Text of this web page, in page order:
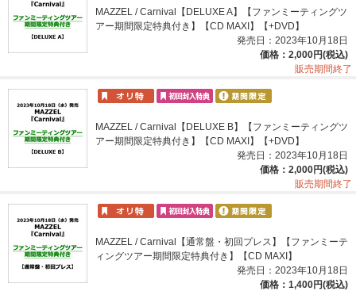
MAZZEL / Carnival【DELUXE A】【ファンミーティングツ
アー期間限定特典付き】【CD MAXI】【+DVD】
発売日：2023年10月18日
価格：2,000円(税込)
販売期間終了
MAZZEL / Carnival【DELUXE B】【ファンミーティングツ
アー期間限定特典付き】【CD MAXI】【+DVD】
発売日：2023年10月18日
価格：2,000円(税込)
販売期間終了
MAZZEL / Carnival【通常盤・初回プレス】【ファンミーテ
ィングツアー期間限定特典付き】【CD MAXI】
発売日：2023年10月18日
価格：1,400円(税込)